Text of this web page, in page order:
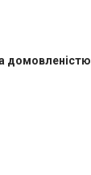
домовленістю